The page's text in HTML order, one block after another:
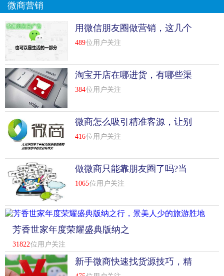
微商营销
用微信朋友圈做营销，这几个
技巧一定要知道！
489位用户关注
淘宝开店在哪进货，有哪些渠
道可以进货
384位用户关注
微商怎么吸引精准客源，让别
人主动加你?
416位用户关注
做微商只能靠朋友圈了吗?当
然不是，方法很多
1065位用户关注
芳香世家年度荣耀盛典版纳之
行，景美人少的旅游胜地
31822位用户关注
新手微商快速找货源技巧，精
准找货源技巧